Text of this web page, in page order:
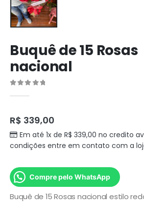
Buquê de 15 Rosas
nacional
R$ 339,00
Em até 1x de R$ 339,00 no credito
condições entre em contato com a
Compre pelo WhatsApp
Buquê de 15 Rosas nacional estilo